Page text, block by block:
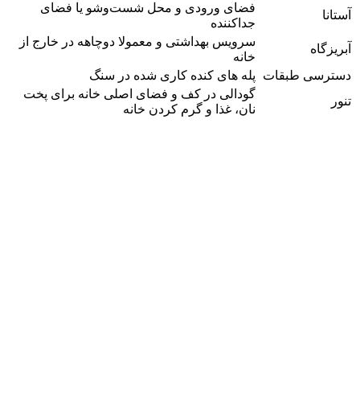
آستانا
فضای ورودی و محل شست‌وشو یا فضای
جداکننده
آبریزگاه
سرویس بهداشتی و معمولا دوچاهه در خارج از
خانه
دسترسی طبقات
پله های کنده کاری شده در سنگ
تنور
گودالی در کف و فضای اصلی خانه برای پخت
نان، غذا و گرم کردن خانه